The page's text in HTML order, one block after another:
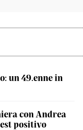
un 49.enne in
con Andrea
positivo